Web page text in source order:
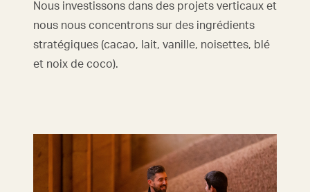
Nous investissons dans des projets verticaux et
nous nous concentrons sur des ingrédients
stratégiques (cacao, lait, vanille, noisettes, blé
et noix de coco).